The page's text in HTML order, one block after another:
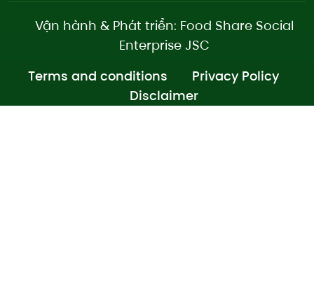
Vận hành & Phát triển: Food Share Social
Enterprise JSC
Terms and conditions
Privacy Policy
Disclaimer